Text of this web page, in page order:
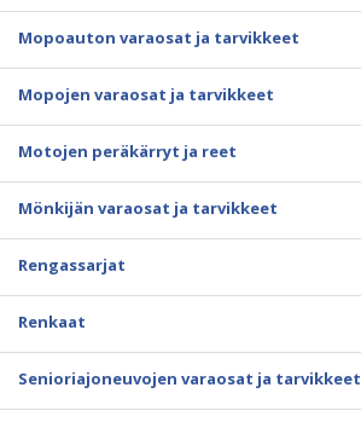
Mopoauton varaosat ja tarvikkeet
Mopojen varaosat ja tarvikkeet
Motojen peräkärryt ja reet
Mönkijän varaosat ja tarvikkeet
Rengassarjat
Renkaat
Senioriajoneuvojen varaosat ja tarvikkeet